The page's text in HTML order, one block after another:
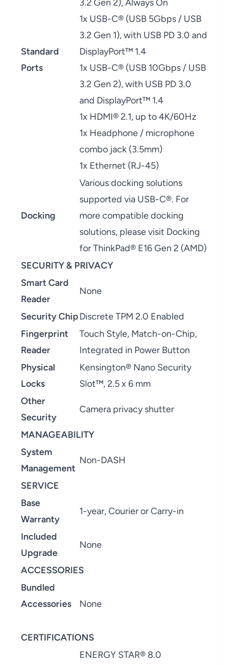
Standard
Ports
3.2 Gen 2), Always On
1x USB-C® (USB 5Gbps / USB
3.2 Gen 1), with USB PD 3.0 and
DisplayPort™ 1.4
1x USB-C® (USB 10Gbps / USB
3.2 Gen 2), with USB PD 3.0
and DisplayPort™ 1.4
1x HDMI® 2.1, up to 4K/60Hz
1x Headphone / microphone
combo jack (3.5mm)
1x Ethernet (RJ-45)
Docking
Various docking solutions
supported via USB-C®. For
more compatible docking
solutions, please visit Docking
for ThinkPad® E16 Gen 2 (AMD)
SECURITY & PRIVACY
Smart Card
Reader
None
Security ChipDiscrete TPM 2.0 Enabled
Fingerprint
Reader
Touch Style, Match-on-Chip,
Integrated in Power Button
Physical
Locks
Kensington® Nano Security
Slot™, 2.5 x 6 mm
Other
Security
Camera privacy shutter
MANAGEABILITY
System
Management
Non-DASH
SERVICE
Base
Warranty
1-year, Courier or Carry-in
Included
Upgrade
None
ACCESSORIES
Bundled
Accessories
None
CERTIFICATIONS
ENERGY STAR® 8.0